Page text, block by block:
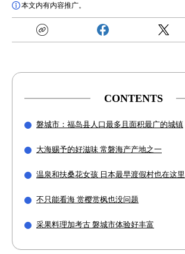
本文内有内容推广。
CONTENTS
磐城市：福岛县人口最多且面积最广的城镇
大海赐予的好滋味 常磐海产产地之一
温泉和扶桑花女孩 日本最早渡假村也在这里
不只能看海 赏樱赏枫也没问题
采果料理加考古 磐城市体验好丰富